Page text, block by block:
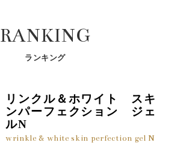
RANKING
ランキング
リンクル＆ホワイト スキ
ンパーフェクション ジェ
ルN
wrinkle & white skin perfection gel N